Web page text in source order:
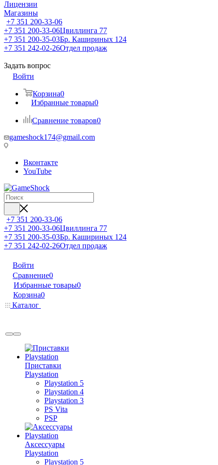
Лицензии
Магазины
+7 351 200-33-06
+7 351 200-33-06Цвиллинга 77
+7 351 200-35-03Бр. Кашириных 124
+7 351 242-02-26Отдел продаж
Задать вопрос
Войти
Корзина0
Избранные товары0
Сравнение товаров0
gameshock174@gmail.com
Вконтакте
YouTube
+7 351 200-33-06
+7 351 200-33-06Цвиллинга 77
+7 351 200-35-03Бр. Кашириных 124
+7 351 242-02-26Отдел продаж
Войти
Сравнение0
Избранные товары0
Корзина0
Каталог
Приставки
Playstation
Playstation 5
Playstation 4
Playstation 3
PS Vita
PSP
Аксессуары
Playstation
Playstation 5